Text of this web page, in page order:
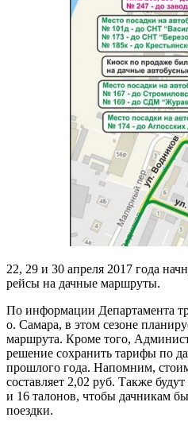
22, 29 и 30 апреля 2017 года
рейсы на дачные маршруты.
По информации Департамента
о. Самара, в этом сезоне
маршрута. Кроме того,
решение сохранить тарифы по
прошлого года. Напомним,
составляет 2,02 руб. Также
и 16 талонов, чтобы дачникам
поездки.